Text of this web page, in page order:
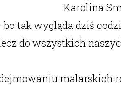
Karolina
tak wygląda dziś
do wszystkich
malarskich